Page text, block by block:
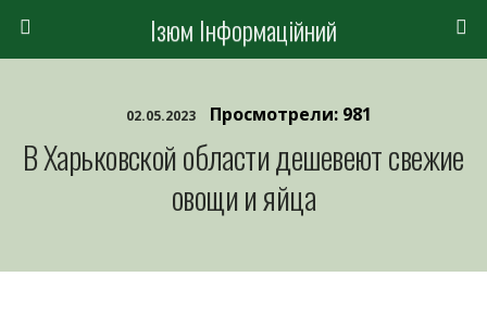
Ізюм Інформаційний
02.05.2023 Просмотрели: 981
В Харьковской области дешевеют свежие
овощи и яйца